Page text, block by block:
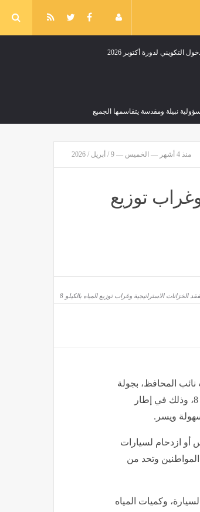
التكويني لدورة أكتوبر 2026
نبيلة ومقدسة يتقاسمها الجميع
تحسبًا للتقلبات الجوية
منذ 4 أشهر — الخميس — 9 / أبريل / 2026
توزيع
الخزانات الاستراتيجية وغراب توزيع المياه بالكيلو 8
نائب المحافظ، بجولة
ميدانية مفاجئة لتفقد الخزانات الاستراتيجية وغراب توزيع مياه الشرب بالكيلو 8، وذلك في إطار
ويسر.
ازدحام لسيارات
المواطنين وتحد من
وكميات المياه